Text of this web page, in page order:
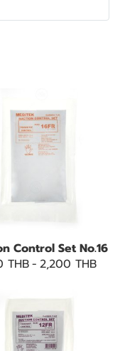
Control Set No.16
THB- 2,200 THB